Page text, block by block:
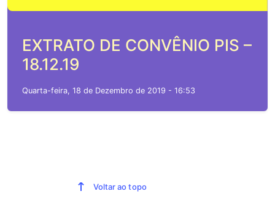
EXTRATO DE CONVÊNIO PIS –
18.12.19
Quarta-feira, 18 de Dezembro de 2019 - 16:53
Voltar ao topo